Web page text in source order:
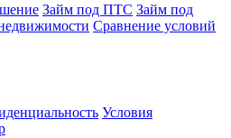
Займ под ПТС Займ под
Сравнение условий
Условия